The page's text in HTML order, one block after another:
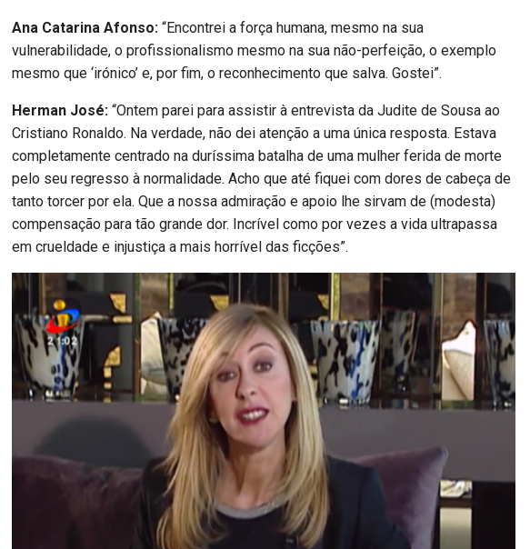
Ana Catarina Afonso: “Encontrei a força humana, mesmo na sua
vulnerabilidade, o profissionalismo mesmo na sua não-perfeição, o exemplo
mesmo que ‘irónico’ e, por fim, o reconhecimento que salva. Gostei”.
Herman José: “Ontem parei para assistir à entrevista da Judite de Sousa ao
Cristiano Ronaldo. Na verdade, não dei atenção a uma única resposta. Estava
completamente centrado na duríssima batalha de uma mulher ferida de morte
pelo seu regresso à normalidade. Acho que até fiquei com dores de cabeça de
tanto torcer por ela. Que a nossa admiração e apoio lhe sirvam de (modesta)
compensação para tão grande dor. Incrível como por vezes a vida ultrapassa
em crueldade e injustiça a mais horrível das ficções”.